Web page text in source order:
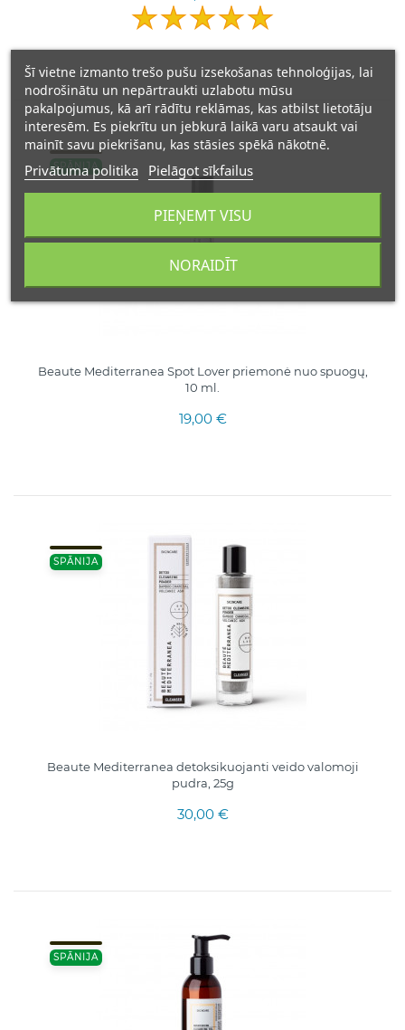
SPĀNIJA
Beaute Mediterranea Spot Lover priemonė nuo spuogų,
10 ml.
19,00 €
SPĀNIJA
Beaute Mediterranea detoksikuojanti veido valomoji
pudra, 25g
30,00 €
SPĀNIJA
Šī vietne izmanto trešo pušu izsekošanas tehnoloģijas, lai
nodrošinātu un nepārtraukti uzlabotu mūsu
pakalpojumus, kā arī rādītu reklāmas, kas atbilst lietotāju
interesēm. Es piekrītu un jebkurā laikā varu atsaukt vai
mainīt savu piekrišanu, kas stāsies spēkā nākotnē.
Privātuma politika Pielāgot sīkfailus
NORAIDĪT
PIEŅEMT VISU